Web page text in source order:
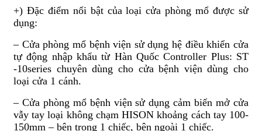
+) Đặc điểm nổi bật của loại cửa phòng mổ được sử
dụng:
– Cửa phòng mổ bệnh viện sử dụng hệ điều khiển cửa
tự động nhập khẩu từ Hàn Quốc Controller Plus: ST
-10series chuyên dùng cho cửa bệnh viện dùng cho
loại cửa 1 cánh.
– Cửa phòng mổ bệnh viện sử dụng cảm biến mở cửa
vẫy tay loại không chạm HISON khoảng cách tay 100-
150mm – bên trong 1 chiếc, bên ngoài 1 chiếc.